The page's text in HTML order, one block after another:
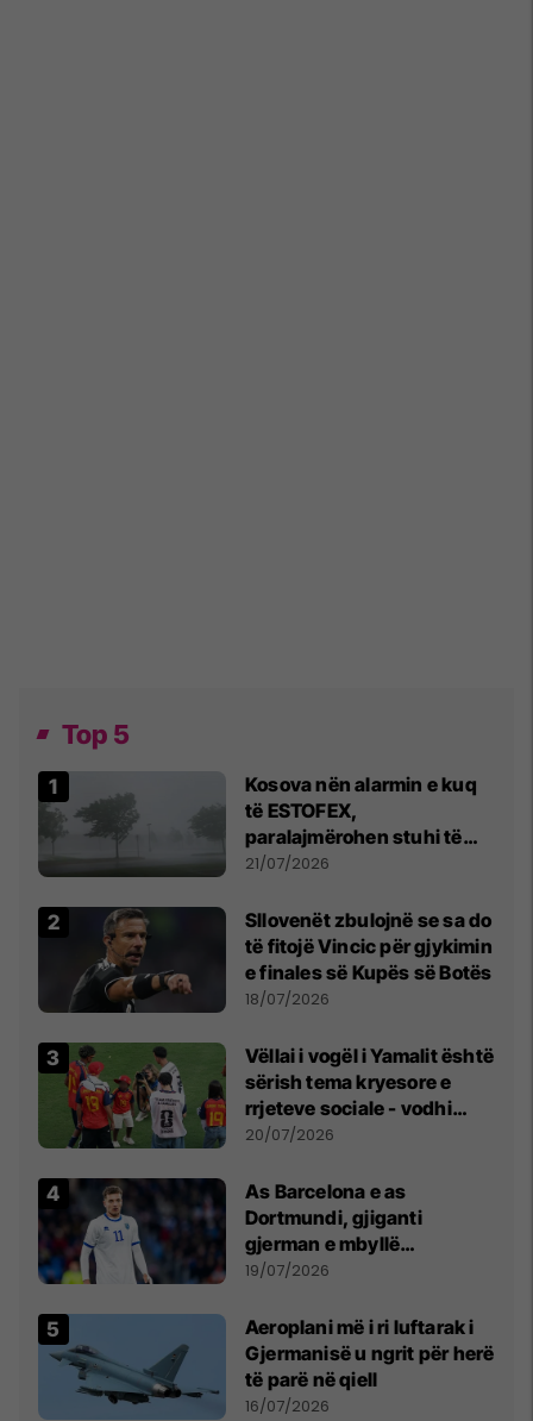
Top 5
Kosova nën alarmin e kuq
të ESTOFEX,
paralajmërohen stuhi të
fuqishme me breshër dhe
21/07/2026
Sllovenët zbulojnë se sa do
të fitojë Vincic për gjykimin
e finales së Kupës së Botës
18/07/2026
Vëllai i vogël i Yamalit është
sërish tema kryesore e
rrjeteve sociale - vodhi
vëmendjen pas finales së
20/07/2026
As Barcelona e as
Dortmundi, gjiganti
gjerman e mbyllë
marrëveshjen për Fisnik
19/07/2026
Aeroplani më i ri luftarak i
Gjermanisë u ngrit për herë
të parë në qiell
16/07/2026